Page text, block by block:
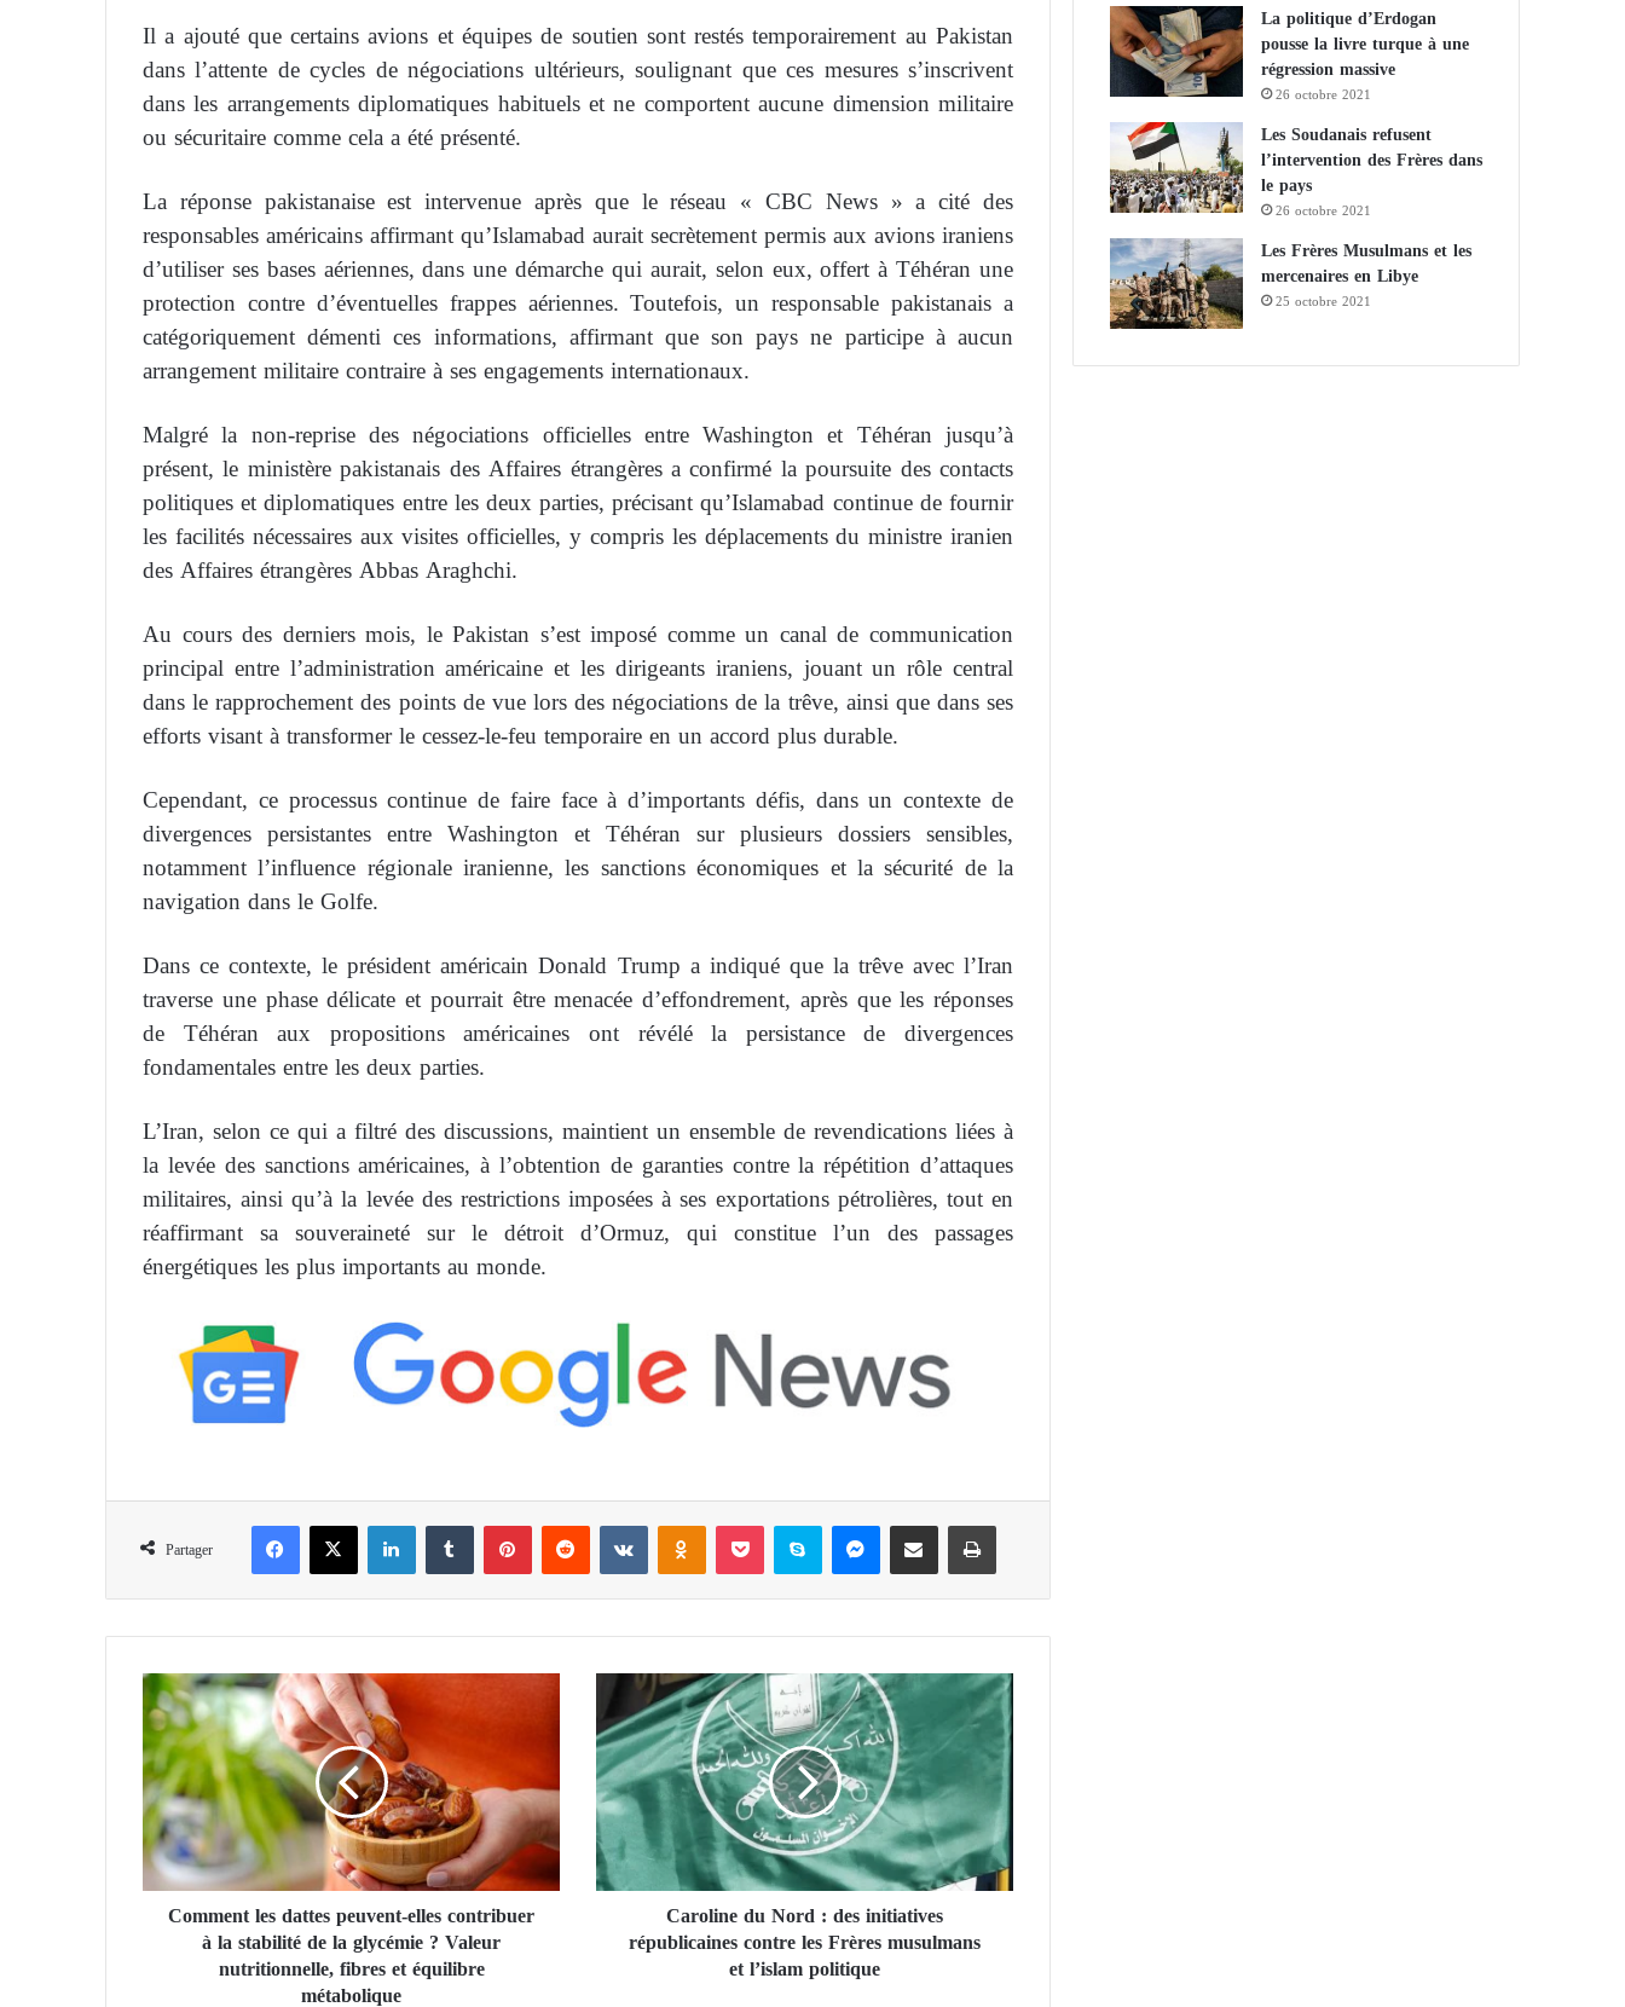
Il a ajouté que certains avions et équipes de soutien sont restés temporairement au Pakistan
dans l’attente de cycles de négociations ultérieurs, soulignant que ces mesures s’inscrivent
dans les arrangements diplomatiques habituels et ne comportent aucune dimension militaire
ou sécuritaire comme cela a été présenté.
La réponse pakistanaise est intervenue après que le réseau « CBC News » a cité des
responsables américains affirmant qu’Islamabad aurait secrètement permis aux avions iraniens
d’utiliser ses bases aériennes, dans une démarche qui aurait, selon eux, offert à Téhéran une
protection contre d’éventuelles frappes aériennes. Toutefois, un responsable pakistanais a
catégoriquement démenti ces informations, affirmant que son pays ne participe à aucun
arrangement militaire contraire à ses engagements internationaux.
Malgré la non-reprise des négociations officielles entre Washington et Téhéran jusqu’à
présent, le ministère pakistanais des Affaires étrangères a confirmé la poursuite des contacts
politiques et diplomatiques entre les deux parties, précisant qu’Islamabad continue de fournir
les facilités nécessaires aux visites officielles, y compris les déplacements du ministre iranien
des Affaires étrangères Abbas Araghchi.
Au cours des derniers mois, le Pakistan s’est imposé comme un canal de communication
principal entre l’administration américaine et les dirigeants iraniens, jouant un rôle central
dans le rapprochement des points de vue lors des négociations de la trêve, ainsi que dans ses
efforts visant à transformer le cessez-le-feu temporaire en un accord plus durable.
Cependant, ce processus continue de faire face à d’importants défis, dans un contexte de
divergences persistantes entre Washington et Téhéran sur plusieurs dossiers sensibles,
notamment l’influence régionale iranienne, les sanctions économiques et la sécurité de la
navigation dans le Golfe.
Dans ce contexte, le président américain Donald Trump a indiqué que la trêve avec l’Iran
traverse une phase délicate et pourrait être menacée d’effondrement, après que les réponses
de Téhéran aux propositions américaines ont révélé la persistance de divergences
fondamentales entre les deux parties.
L’Iran, selon ce qui a filtré des discussions, maintient un ensemble de revendications liées à
la levée des sanctions américaines, à l’obtention de garanties contre la répétition d’attaques
militaires, ainsi qu’à la levée des restrictions imposées à ses exportations pétrolières, tout en
réaffirmant sa souveraineté sur le détroit d’Ormuz, qui constitue l’un des passages
énergétiques les plus importants au monde.
Partager
Facebook X Linkedin Tumblr Pinterest Reddit VKontakte Odnoklassniki Pocket Skype Messenger Partager par email Imprimer
C
o
m
m
e
n
t
l
e
Comment les dattes peuvent-elles contribuer
à la stabilité de la glycémie ? Valeur
nutritionnelle, fibres et équilibre
métabolique
r
o
l
i
n
e
d
Caroline du Nord : des initiatives
républicaines contre les Frères musulmans
et l’islam politique
La politique d’Erdogan
pousse la livre turque à une
régression massive
26 octobre 2021
Les Soudanais refusent
l’intervention des Frères dans
le pays
26 octobre 2021
Les Frères Musulmans et les
mercenaires en Libye
25 octobre 2021